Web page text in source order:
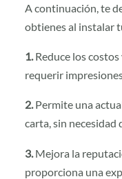
A continuación, te
obtienes al instalar
1.Reduce los
requerir
2.Permite una
carta, sin necesidad
3.Mejora la
proporciona una